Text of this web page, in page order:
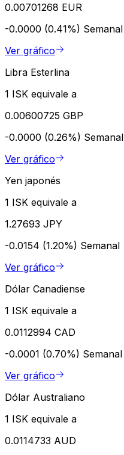
0.00701268 EUR
-0.0000 (0.41%) Semanal
Ver gráfico
Libra Esterlina
1 ISK equivale a
0.00600725 GBP
-0.0000 (0.26%) Semanal
Ver gráfico
Yen japonés
1 ISK equivale a
1.27693 JPY
-0.0154 (1.20%) Semanal
Ver gráfico
Dólar Canadiense
1 ISK equivale a
0.0112994 CAD
-0.0001 (0.70%) Semanal
Ver gráfico
Dólar Australiano
1 ISK equivale a
0.0114733 AUD